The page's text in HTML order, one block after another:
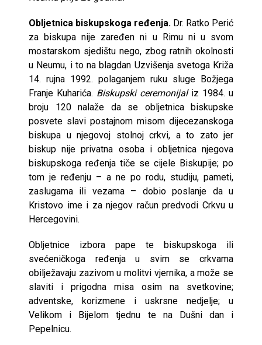
Obljetnica biskupskoga ređenja. Dr. Ratko Perić
za biskupa nije zaređen ni u Rimu ni u svom
mostarskom sjedištu nego, zbog ratnih okolnosti
u Neumu, i to na blagdan Uzvišenja svetoga Križa
14. rujna 1992. polaganjem ruku sluge Božjega
Franje Kuharića. Biskupski ceremonijaliz 1984. u
broju 120 nalaže da se obljetnica biskupske
posvete slavi postajnom misom dijecezanskoga
biskupa u njegovoj stolnoj crkvi, a to zato jer
biskup nije privatna osoba i obljetnica njegova
biskupskoga ređenja tiče se cijele Biskupije; po
tom je ređenju – a ne po rodu, studiju, pameti,
zaslugama ili vezama – dobio poslanje da u
Kristovo ime i za njegov račun predvodi Crkvu u
Hercegovini.
Obljetnice izbora pape te biskupskoga ili
svećeničkoga ređenja u svim se crkvama
obilježavaju zazivom u molitvi vjernika, a može se
slaviti i prigodna misa osim na svetkovine;
adventske, korizmene i uskrsne nedjelje; u
Velikom i Bijelom tjednu te na Dušni dan i
Pepelnicu.